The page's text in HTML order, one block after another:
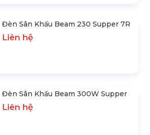
Đèn Sân Khấu Beam 230 Supper 7R
Liên hệ
Đèn Sân Khấu Beam 300W Supper
Liên hệ